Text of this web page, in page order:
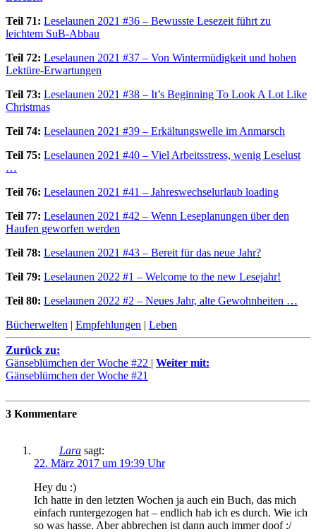
Teil 71: Leselaunen 2021 #36 – Bewusste Lesezeit führt zu
leichtem SuB-Abbau
Teil 72: Leselaunen 2021 #37 – Von Wintermüdigkeit und hohen
Lektüre-Erwartungen
Teil 73: Leselaunen 2021 #38 – It’s Beginning To Look A Lot Like
Christmas
Teil 74: Leselaunen 2021 #39 – Erkältungswelle im Anmarsch
Teil 75: Leselaunen 2021 #40 – Viel Arbeitsstress, wenig Leselust
…
Teil 76: Leselaunen 2021 #41 – Jahreswechselurlaub loading
Teil 77: Leselaunen 2021 #42 – Wenn Leseplanungen über den
Haufen geworfen werden
Teil 78: Leselaunen 2021 #43 – Bereit für das neue Jahr?
Teil 79: Leselaunen 2022 #1 – Welcome to the new Lesejahr!
Teil 80: Leselaunen 2022 #2 – Neues Jahr, alte Gewohnheiten …
Bücherwelten | Empfehlungen | Leben
Zurück zu:
Gänseblümchen der Woche #22 | Weiter mit:
Gänseblümchen der Woche #21
3 Kommentare
Lara sagt:
22. März 2017 um 19:39 Uhr
Hey du :)
Ich hatte in den letzten Wochen ja auch ein Buch, das mich
einfach runtergezogen hat – endlich hab ich es durch. Wie ich
so was hasse. Aber abbrechen ist dann auch immer doof :/